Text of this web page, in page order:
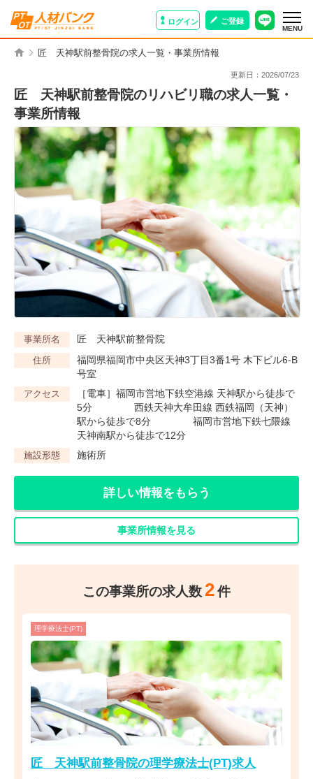
ログイン ご登録
MENU
匠 天神駅前整骨院の求人一覧・事業所情報
更新日： 2026/07/23
匠 天神駅前整骨院のリハビリ職の求人一覧・
事業所情報
事業所名 匠 天神駅前整骨院
住所
福岡県福岡市中央区天神3丁目3番1号 木下ビル6-B
号室
アクセス
［電車］福岡市営地下鉄空港線 天神駅から徒歩で
5分 西鉄天神大牟田線 西鉄福岡（天神）
駅から徒歩で8分 福岡市営地下鉄七隈線
天神南駅から徒歩で12分
施設形態 施術所
詳しい情報をもらう
事業所情報を見る
この事業所の求人数 2件
理学療法士(PT)
匠 天神駅前整骨院の理学療法士(PT)求人